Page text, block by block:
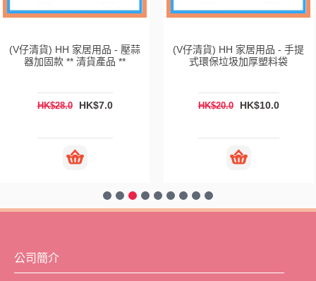
(V仔清貨) HH 家居用品 - 壓蒜
器加固款 ** 清貨產品 **
HK$28.0 HK$7.0
(V仔清貨) HH 家居用品 - 手提
式環保垃圾加厚塑料袋
HK$20.0 HK$10.0
公司簡介